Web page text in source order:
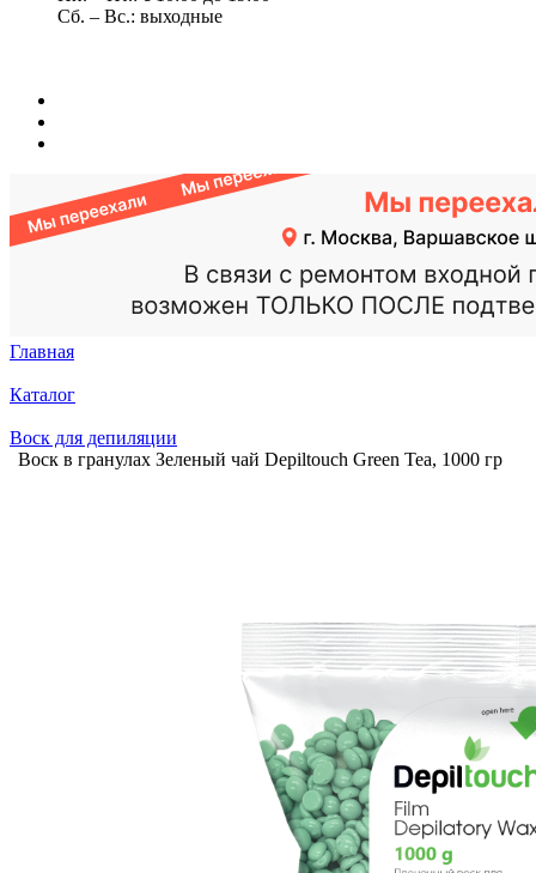
Сб. – Вс.: выходные
Главная
Каталог
Воск для депиляции
Воск в гранулах Зеленый чай Depiltouch Green Tea, 1000 гр